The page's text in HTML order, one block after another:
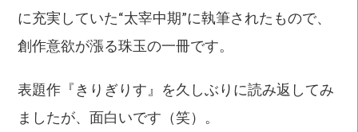
に充実していた“太宰中期”に執筆されたもので、
創作意欲が漲る珠玉の一冊です。
表題作『きりぎりす』を久しぶりに読み返してみ
ましたが、面白いです（笑）。